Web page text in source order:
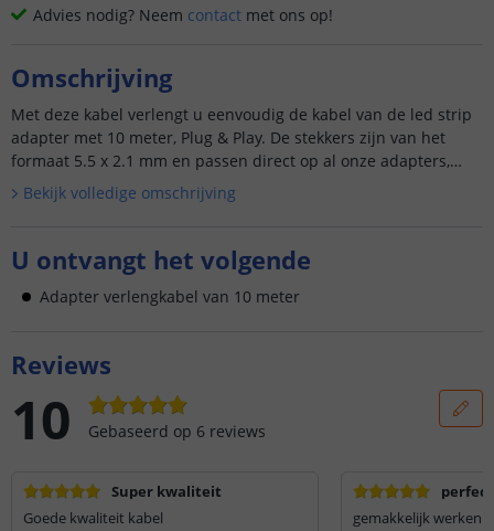
Advies nodig? Neem contact met ons op!
Omschrijving
Met deze kabel verlengt u eenvoudig de kabel van de led strip
adapter met 10 meter, Plug & Play. De stekkers zijn van het
formaat 5.5 x 2.1 mm en passen direct op al onze adapters,
controllers, dim...
Bekijk volledige omschrijving
U ontvangt het volgende
Adapter verlengkabel van 10 meter
Reviews
10 Gebaseerd op 6 reviews
Super kwaliteit
Goede kwaliteit kabel
gemakkelijk werken